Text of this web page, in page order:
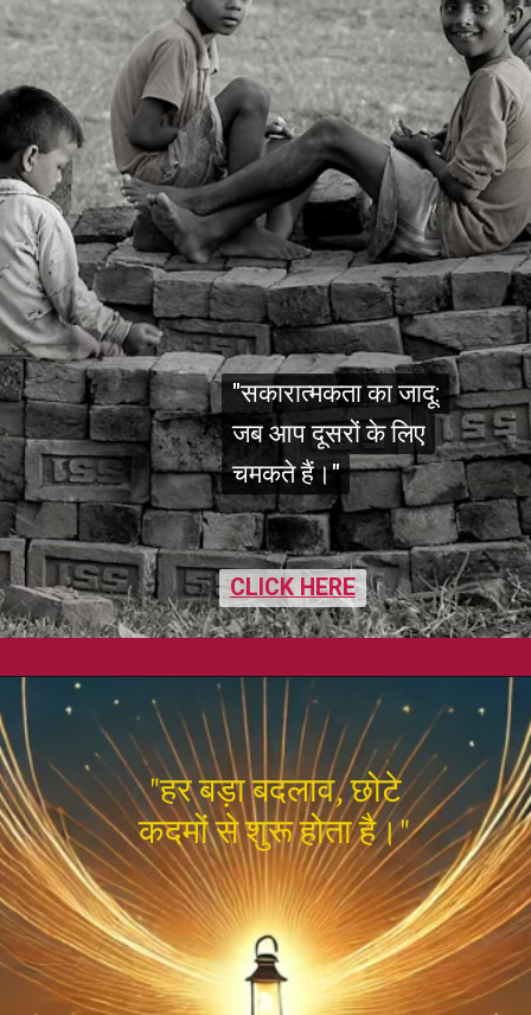
"सकारात्मकता का जादू:
जब आप दूसरों के लिए
चमकते हैं।"
"सकारात्मकता का जादू:
जब आप दूसरों के लिए
चमकते हैं।"
CLICK HERE
CLICK HERE
"हर बड़ा बदलाव, छोटे
कदमों से शुरू होता है।"